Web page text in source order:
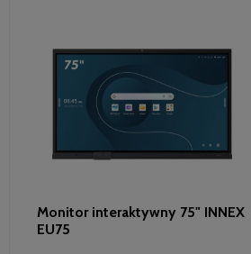
Monitor interaktywny 75" INNEX
EU75